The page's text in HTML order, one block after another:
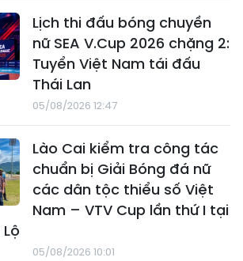
Lịch thi đấu bóng chuyền
nữ SEA V.Cup 2026 chặng 2:
Tuyển Việt Nam tái đấu
Thái Lan
05/08/2026 12:47
Lào Cai kiểm tra công tác
chuẩn bị Giải Bóng đá nữ
các dân tộc thiểu số Việt
Nam – VTV Cup lần thứ I tại
05/08/2026 10:01